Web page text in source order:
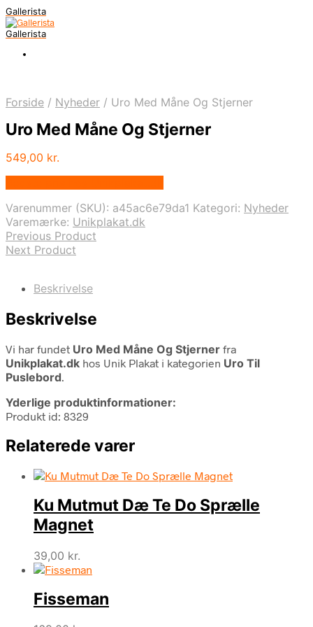
Gallerista
Gallerista
Forside / Nyheder / Uro Med Måne Og Stjerner
Uro Med Måne Og Stjerner
549,00 kr.
Varenummer (SKU): a45ac6e79da1 Kategori: Nyheder
Varemærke: Unikplakat.dk
Previous Product
Next Product
Beskrivelse
Beskrivelse
Vi har fundet Uro Med Måne Og Stjerner fra
Unikplakat.dk hos Unik Plakat i kategorien Uro Til
Puslebord.
Yderlige produktinformationer:
Produkt id: 8329
Relaterede varer
Ku Mutmut Dæ Te Do Sprælle
Magnet
39,00 kr.
Fisseman